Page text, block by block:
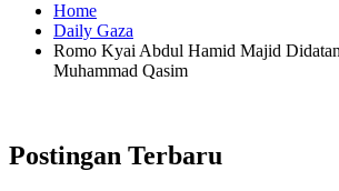
Home
Daily Gaza
Romo Kyai Abdul Hamid Majid
Muhammad Qasim
Postingan Terbaru